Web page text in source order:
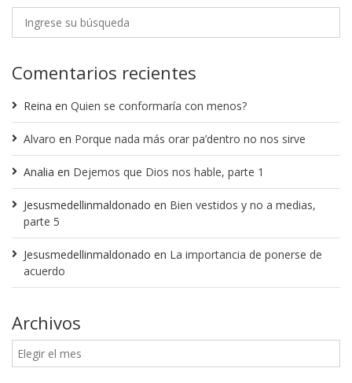
Comentarios recientes
Reina en Quien se conformaría con menos?
Alvaro en Porque nada más orar pa’dentro no nos sirve
Analia en Dejemos que Dios nos hable, parte 1
Jesusmedellinmaldonado en Bien vestidos y no a medias,
parte 5
Jesusmedellinmaldonado en La importancia de ponerse de
acuerdo
Archivos